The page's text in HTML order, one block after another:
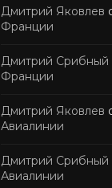
Дмитрий Яковлев
Франции
Дмитрий Срибный
Франции
Дмитрий Яковлев
Авиалинии
Дмитрий Срибный
Авиалинии